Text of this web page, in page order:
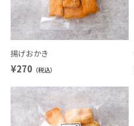
揚げおかき
¥270（税込）